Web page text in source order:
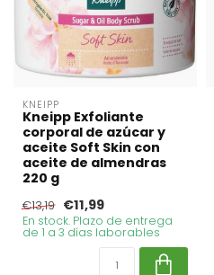
KNEIPP
Kneipp Exfoliante
corporal de azúcar y
aceite Soft Skin con
aceite de almendras
220 g
€13,19 €11,99
En stock. Plazo de entrega
de 1 a 3 días laborables